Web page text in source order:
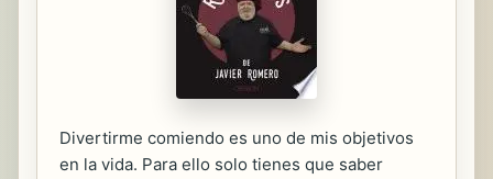
Divertirme comiendo es uno de mis objetivos
en la vida. Para ello solo tienes que saber